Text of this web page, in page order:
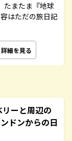
たまたま『地球
はただの旅日記
詳細を見る
ーと周辺の
ドンからの日